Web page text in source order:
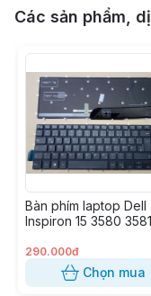
Các sản phẩm,
Bàn phím laptop Dell
Inspiron 15 3580 3581
5567 5570 5575 5767
5775 7566 7567
Vostro 15 3584 3590
290.000đ
Chọn mua